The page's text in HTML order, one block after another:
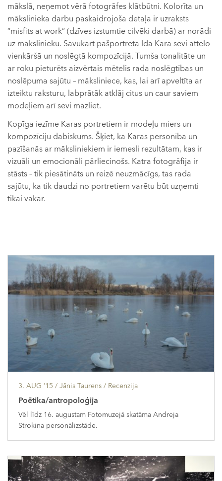
mākslā, neņemot vērā fotogrāfes klātbūtni. Kolorīta un
mākslinieka darbu paskaidrojoša detaļa ir uzraksts
“misfits at work” (dzīves izstumtie cilvēki darbā) ar norādi
uz mākslinieku. Savukārt pašportretā Ida Kara sevi attēlo
vienkāršā un noslēgtā kompozīcijā. Tumša tonalitāte un
ar roku pieturēts aizvērtais mētelis rada noslēgtības un
noslēpuma sajūtu – māksliniece, kas, lai arī apveltīta ar
izteiktu raksturu, labprātāk atklāj citus un caur saviem
modeļiem arī sevi mazliet.
Kopīga iezīme Karas portretiem ir modeļu miers un
kompozīciju dabiskums. Šķiet, ka Karas personība un
pazīšanās ar māksliniekiem ir iemesli rezultātam, kas ir
vizuāli un emocionāli pārliecinošs. Katra fotogrāfija ir
stāsts – tik piesātināts un reizē neuzmācīgs, tas rada
sajūtu, ka tik daudzi no portretiem varētu būt uzņemti
tikai vakar.
3. AUG ’15 / Jānis Taurens / Recenzija
Poētika/antropoloģija
Vēl līdz 16. augustam Fotomuzejā skatāma Andreja
Strokina personālizstāde.